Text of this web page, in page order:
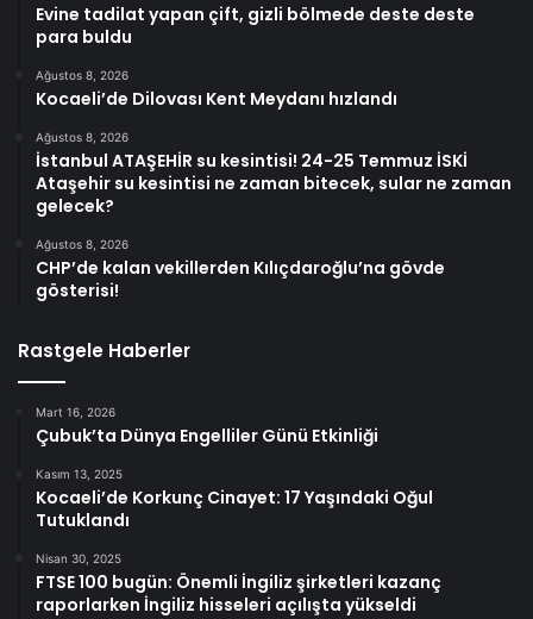
Evine tadilat yapan çift, gizli bölmede deste deste
para buldu
Ağustos 8, 2026
Kocaeli’de Dilovası Kent Meydanı hızlandı
Ağustos 8, 2026
İstanbul ATAŞEHİR su kesintisi! 24-25 Temmuz İSKİ
Ataşehir su kesintisi ne zaman bitecek, sular ne zaman
gelecek?
Ağustos 8, 2026
CHP’de kalan vekillerden Kılıçdaroğlu’na gövde
gösterisi!
Rastgele Haberler
Mart 16, 2026
Çubuk’ta Dünya Engelliler Günü Etkinliği
Kasım 13, 2025
Kocaeli’de Korkunç Cinayet: 17 Yaşındaki Oğul
Tutuklandı
Nisan 30, 2025
FTSE 100 bugün: Önemli İngiliz şirketleri kazanç
raporlarken İngiliz hisseleri açılışta yükseldi